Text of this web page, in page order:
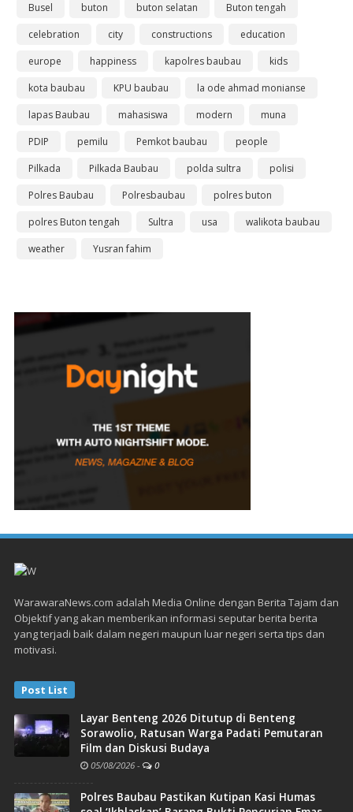
Busel
buton buton selatan
Buton tengah
celebration
city constructions
education
europe
happiness kapolres baubau
kids
kota baubau
KPU baubau
la ode ahmad monianse
lapas Baubau
mahasiswa modern
muna
PDIP
pemilu Pemkot baubau
people
Pilkada
Pilkada Baubau polda sultra
polisi
Polres Baubau
Polresbaubau
polres buton
polres Buton tengah
Sultra usa
walikota baubau
weather
Yusran fahim
WarawaraNews.com adalah Media Online dengan Berita Tajam dan
Objektif yang akan memberikan informasi seputar berita berita
yang terjadi baik dalam negeri maupun luar negeri serta tips dan
motivasi.
Post List
Layar Benteng 2026 Ditutup di Benteng
Sorawolio, Ratusan Warga Padati Pemutaran
Film dan Diskusi Budaya
05/08/2026 - 0
Polres Baubau Pastikan Kutipan Kasi Humas